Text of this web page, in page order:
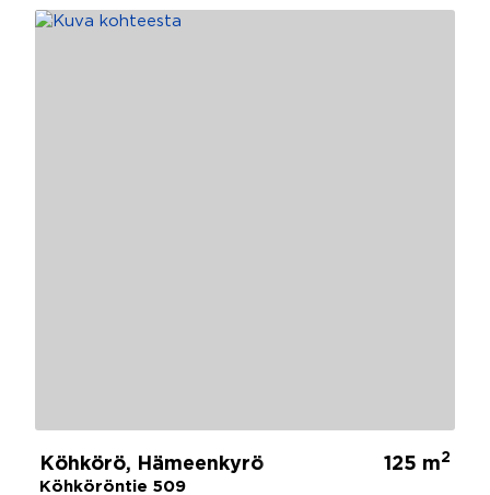
Köhkörö, Hämeenkyrö
Köhköröntie 509
125 m2